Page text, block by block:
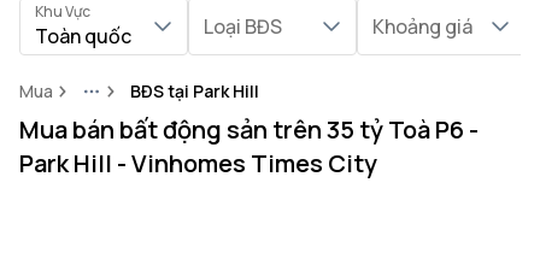
Khu Vực
Toàn quốc Loại BĐS Khoảng giá
Mua MoreBĐS tại Park Hill
Mua bán bất động sản trên 35 tỷ Toà P6 -
Park Hill - Vinhomes Times City